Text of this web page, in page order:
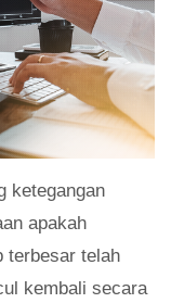
ketegangan
apakah
terbesar telah
kembali secara